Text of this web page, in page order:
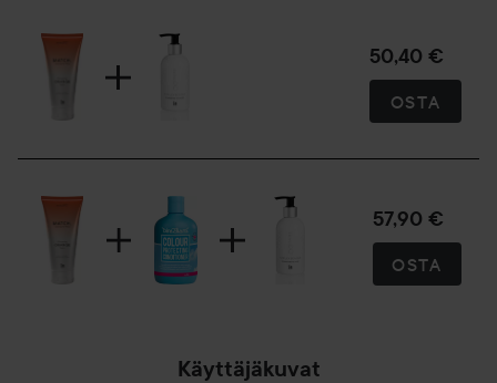
50,40 €
OSTA
57,90 €
OSTA
Käyttäjäkuvat